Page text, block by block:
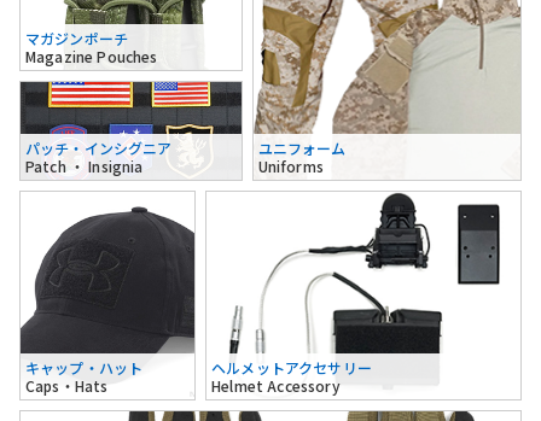
マガジンポーチ
Magazine Pouches
パッチ・インシグニア
Patch ・ Insignia
ユニフォーム
Uniforms
キャップ・ハット
Caps・Hats
ヘルメットアクセサリー
Helmet Accessory